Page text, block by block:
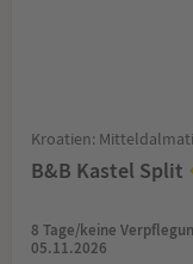
Kroatien:
B&B Kastel Split
8 Tage/keine
05.11.2026